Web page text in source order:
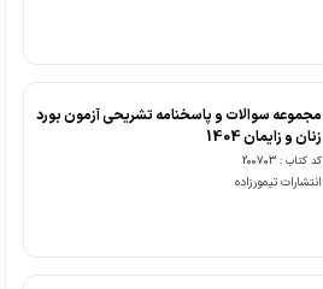
مجموعه سوالات و پاسخنامه تشریحی آزمون بورد
زنان و زایمان 1404
کد کتاب : 200703
انتشارات تیمورزاده